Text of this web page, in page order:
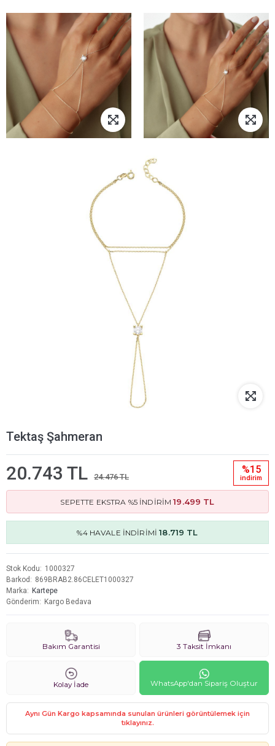
Tektaş Şahmeran
20.743 TL 24.476 TL
%15
i̇ndi̇ri̇m
SEPETTE EKSTRA %5 İNDİRİM19.499 TL
%4 HAVALE İNDİRİMİ18.719 TL
Stok Kodu
1000327
Barkod
869BRAB2.86CELET1000327
Marka
Kartepe
Gönderim
Kargo Bedava
Bakım Garantisi 3 Taksit İmkanı
Kolay İade WhatsApp'dan Sipariş Oluştur
Aynı Gün Kargo kapsamında sunulan ürünleri görüntülemek için
tıklayınız.